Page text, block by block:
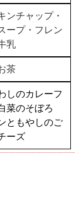
ンチャップ・
ープ・フレン
乳
茶
しのカレーフ
菜のそぼろ
ともやしのご
ーズ